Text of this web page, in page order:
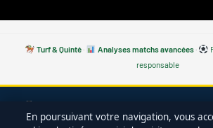
Turf & Quinté· Analyses matchs avancées·
responsable
favoris, meilleurs paris. ··Avis
En poursuivant votre navigation, vous